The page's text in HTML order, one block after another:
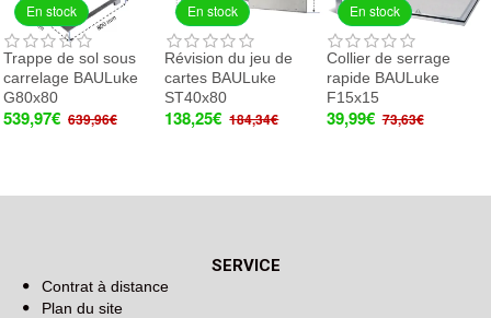
En stock
Trappe de sol sous
carrelage BAULuke
G80x80
539,97€ 639,96€
En stock
Révision du jeu de
cartes BAULuke
ST40x80
138,25€ 184,34€
En stock
Collier de serrage
rapide BAULuke
F15x15
39,99€ 73,63€
SERVICE
Contrat à distance
Plan du site